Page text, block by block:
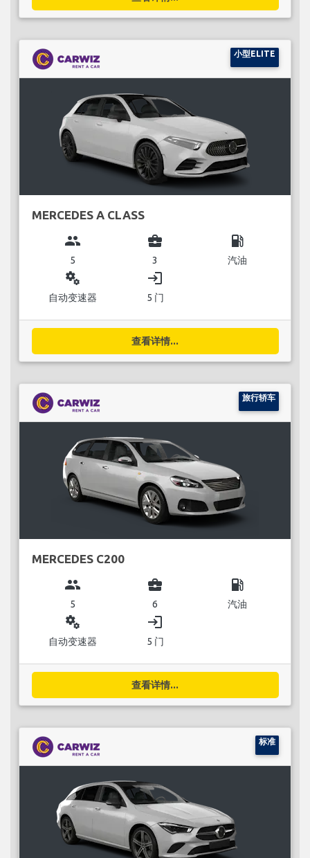
小型ELITE
MERCEDES A CLASS
group
5
business_center
3
local_gas_station
汽油
miscellaneous_services
自动变速器
login
5 门
查看详情...
旅行轿车
MERCEDES C200
group
5
business_center
6
local_gas_station
汽油
miscellaneous_services
自动变速器
login
5 门
查看详情...
标准